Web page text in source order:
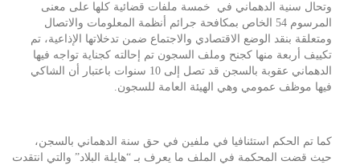
وتحال سنية الدهماني في خمسة ملفات قضائية كلها على معنى
المرسوم 54 الخاص بمكافحة جرائم أنظمة المعلومات والاتصال
ومتعلقة بنقد الوضع الاقتصادي والاجتماع ضمن تدخلاتها الإذاعية، تم
تكييف أربعة منها كجنح وملف السجون تم إحالته كجناية تواجه فيها
الدهماني عقوبة بالسجن قد تصل إلى 10 سنوات باعتبار أن الشاكي
فيها موظف عمومي وهي الهيئة العامة للسجون.
كما تم الحكم استئنافيا في ملفين في حق سنة الدهماني بالسجن،
حيث قضت المحكمة في الملف ما يعرف بـ “هايلة البلاد” والتي انتقدت